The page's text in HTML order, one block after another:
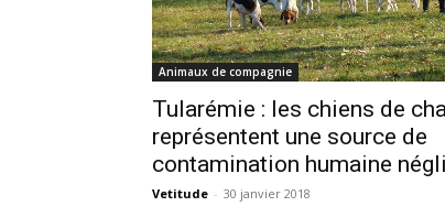
Animaux de compagnie
Tularémie : les chiens de
représentent une source de
contamination humaine
Vetitude - 30 janvier 2018